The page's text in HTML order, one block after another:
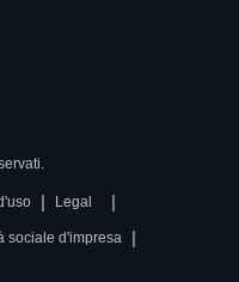
| Legal |
sociale d'impresa |